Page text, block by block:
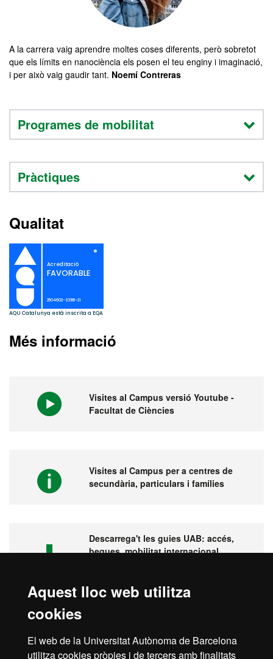
Aquest lloc web utilitza
cookies
El web de la Universitat Autònoma de Barcelona
utilitza cookies pròpies i de tercers amb finalitats
A la carrera vaig aprendre moltes coses diferents, però sobretot
que els límits en nanociència els posen el teu enginy i imaginació,
i per això vaig gaudir tant. Noemí Contreras
Programes de mobilitat
Pràctiques
Qualitat
Més informació
Visites al Campus versió Youtube -
Facultat de Ciències
Visites al Campus per a centres de
secundària, particulars i famílies
Descarrega't les guies UAB: accés,
beques, mobilitat internacional,